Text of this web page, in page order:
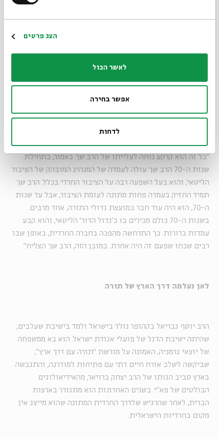
הצג פרטים
לאשר הכול
אפשר בחירה
לדחות
שהלכו לישיבות ונשארו ללמוד שנים רבות בכוללים הלך וגדל.
נוצרה אליטה חדשה של אברכים ורבנים צעירים, וזה חולל שינוי
בחברה החרדית. קודם לכן, הציבור החרדי היה מעורב הרבה יותר
זה הלך ופחת. מתחילה הפרדה חברתית, ומי שגר בריכוזים
חרדיים לא רואה כמעט חילונים.
"כל זה הוא קרקע נוחה לעלייתו של הרב שך. כאמור, בתחילת
שנות ה-70 הרב שך עולה לעמדה של המנהיג המובהק של הציבור
הליטאי, והוא בעל השפעה רבה על הציבור החרדי בכלל. הרב שך
תמיד החזיק בעמדה פחות מתונה לעומת הציבור, אבל עד שנות
ה-70, הוא היה עוד חבר במועצת גדולי התורה, אחד מרבים.
בשנות ה-70 כולם מכירים בו כ'גדול הדור' הליטאי, והוא קבע
עמדות ברורות. כך התרחשה מהפכה בחברה החרדית, באופן שבו
רבים שכחו שפעם זה היה אחרת. במובן הזה, הרב שך הצליח".
לאן נעלמה דרך הארץ של תורה
הרב יוסף גבריאל בקהופר נולד בישראל ולמד בישיבת שעלבים,
שהיתה ישיבת הדגל של פועלי אגודת ישראל. הוא בא ממשפחה
של יוצאי גרמניה, האמונה על מורשת "תורה עם דרך ארץ",
שביקשה לשלב אורח חיים דתי עם פתיחות למודרנה, והתגבשה
בארץ סביב הגותו של הרב יצחק ברויאר, מהאידיאולוגים
הבולטים של פא"י. בשנים האחרונות הוא מתגורר בארצות
הברית, לאחר שהרגיש שלדרך החרדית המתונה שהוא מייצג אין
מקום בחרדיות הישראלית.